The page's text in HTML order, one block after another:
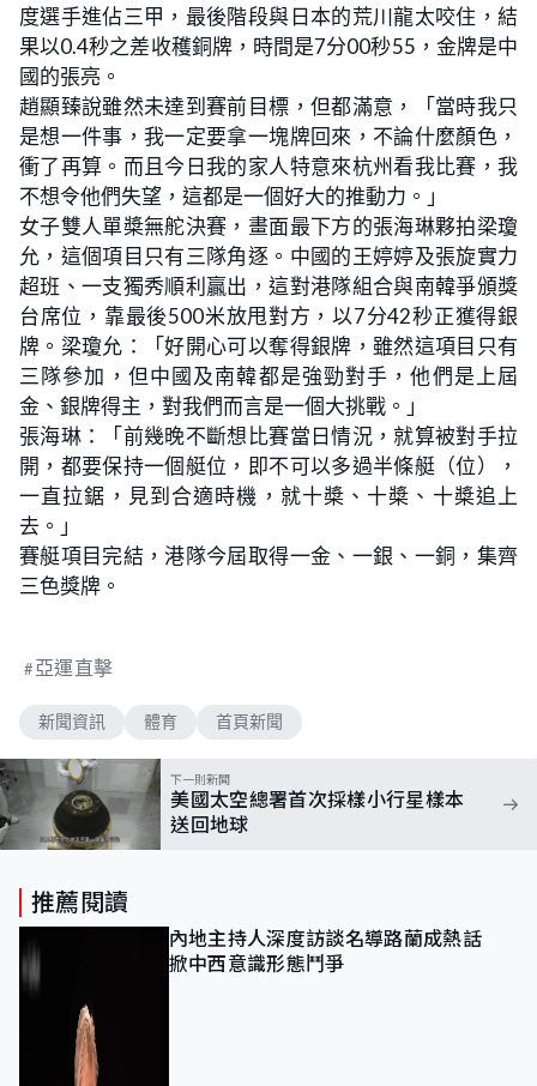
度選手進佔三甲，最後階段與日本的荒川龍太咬住，結
果以0.4秒之差收穫銅牌，時間是7分00秒55，金牌是中
國的張亮。
趙顯臻說雖然未達到賽前目標，但都滿意，「當時我只
是想一件事，我一定要拿一塊牌回來，不論什麼顏色，
衝了再算。而且今日我的家人特意來杭州看我比賽，我
不想令他們失望，這都是一個好大的推動力。」
女子雙人單槳無舵決賽，畫面最下方的張海琳夥拍梁瓊
允，這個項目只有三隊角逐。中國的王婷婷及張旋實力
超班、一支獨秀順利贏出，這對港隊組合與南韓爭頒獎
台席位，靠最後500米放甩對方，以7分42秒正獲得銀
牌。梁瓊允：「好開心可以奪得銀牌，雖然這項目只有
三隊參加，但中國及南韓都是強勁對手，他們是上屆
金、銀牌得主，對我們而言是一個大挑戰。」
張海琳：「前幾晚不斷想比賽當日情況，就算被對手拉
開，都要保持一個艇位，即不可以多過半條艇（位），
一直拉鋸，見到合適時機，就十槳、十槳、十槳追上
去。」
賽艇項目完結，港隊今屆取得一金、一銀、一銅，集齊
三色獎牌。
亞運直擊
新聞資訊 體育 首頁新聞
下一則新聞
美國太空總署首次採樣小行星樣本
送回地球
推薦閱讀
內地主持人深度訪談名導路蘭成熱話
掀中西意識形態鬥爭